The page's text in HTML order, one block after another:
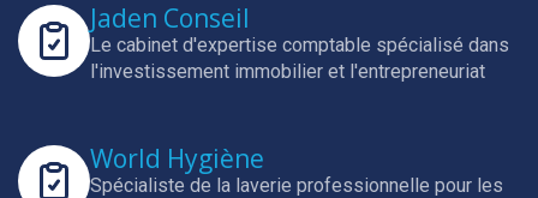
Jaden Conseil
Le cabinet d'expertise comptable spécialisé dans
l'investissement immobilier et l'entrepreneuriat
World Hygiène
Spécialiste de la laverie professionnelle pour les